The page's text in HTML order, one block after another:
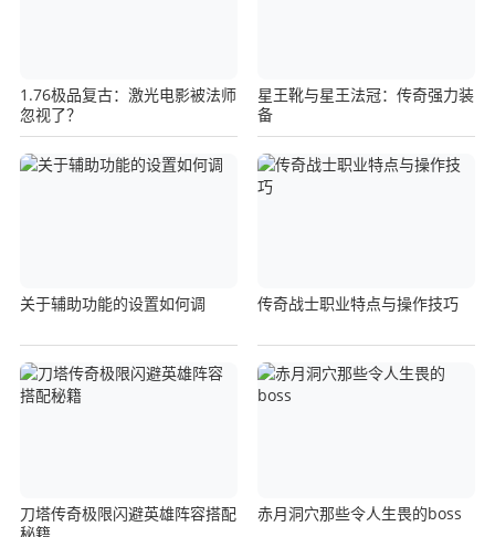
1.76极品复古：激光电影被法师
忽视了？
星王靴与星王法冠：传奇强力装
备
关于辅助功能的设置如何调 传奇战士职业特点与操作技巧
刀塔传奇极限闪避英雄阵容搭配
赤月洞穴那些令人生畏的boss